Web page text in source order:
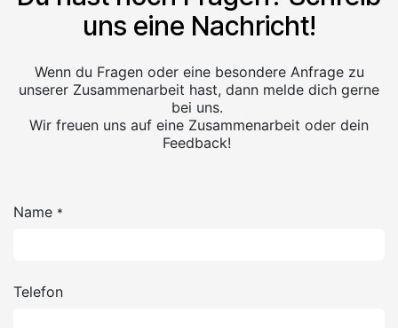
uns eine Nachricht!
Wenn du Fragen oder eine besondere Anfrage zu
unserer Zusammenarbeit hast, dann melde dich gerne
bei uns.
Wir freuen uns auf eine Zusammenarbeit oder dein
Feedback!
Name *
Telefon